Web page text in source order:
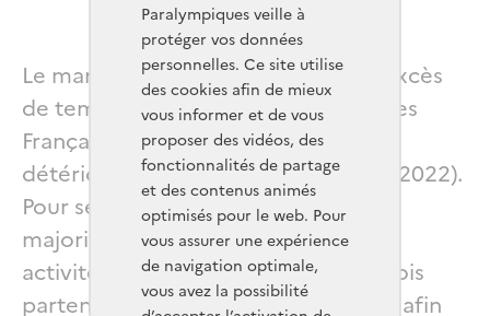
Paralympiques veille à
protéger vos données
personnelles. Ce site utilise
des cookies afin de mieux
vous informer et de vous
proposer des vidéos, des
fonctionnalités de partage
et des contenus animés
optimisés pour le web. Pour
vous assurer une expérience
de navigation optimale,
vous avez la possibilité
Le manque d’activité physique et l’excès
de temps passé assis expose 95 % des
Français à un risque majeur de
détérioration de leur santé (ANSES, 2022).
Pour sensibiliser et encourager une
majorité de Français à pratiquer une
activité physique quotidienne, les trois
partenaires ont décidé de s’associer afin